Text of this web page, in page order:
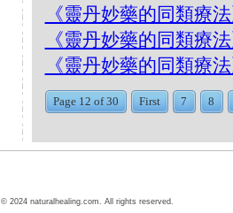
《靈丹妙藥的同類療
《靈丹妙藥的同類療
《靈丹妙藥的同類療
Page 12 of 30 First 7 8
© 2024 naturalhealing.com. All rights reserved.